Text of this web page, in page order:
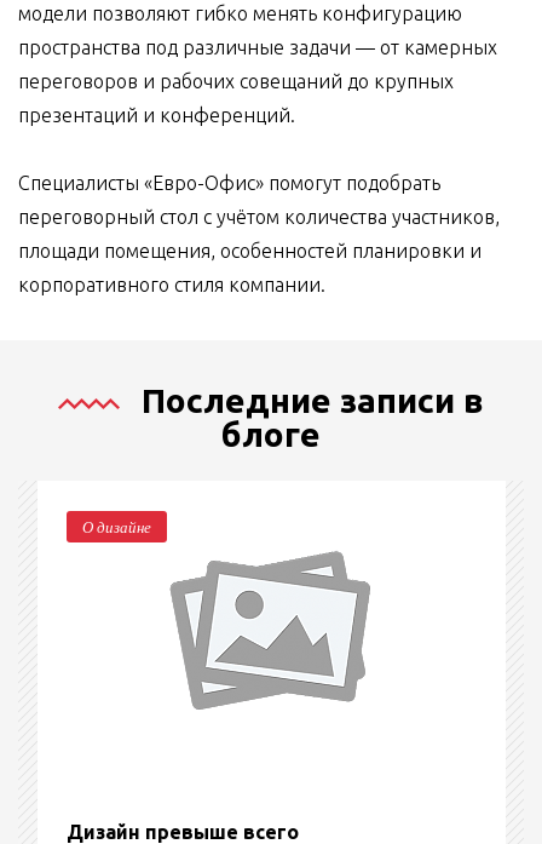
модели позволяют гибко менять конфигурацию
пространства под различные задачи — от камерных
переговоров и рабочих совещаний до крупных
презентаций и конференций.
Специалисты «Евро-Офис» помогут подобрать
переговорный стол с учётом количества участников,
площади помещения, особенностей планировки и
корпоративного стиля компании.
Последние записи в
блоге
О дизайне
Дизайн превыше всего